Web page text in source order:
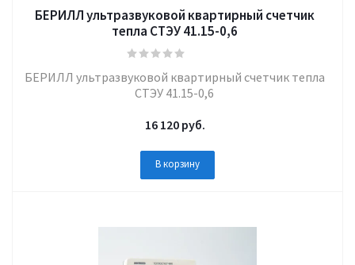
БЕРИЛЛ ультразвуковой квартирный счетчик
тепла СТЭУ 41.15-0,6
БЕРИЛЛ ультразвуковой квартирный счетчик тепла
СТЭУ 41.15-0,6
16 120руб.
В корзину